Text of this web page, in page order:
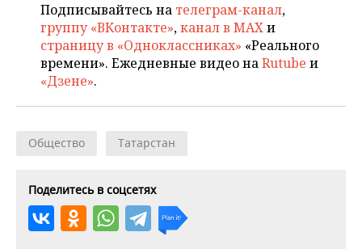
ТЕЛЕКОММУНИКАЦИИ
БИЗНЕС-БРАНЧИ
ONLINE-КОНФЕРЕНЦИИ
ОТКРЫТАЯ ЛЕКЦИЯ
ФУТБОЛ
ХОККЕЙ
БАСКЕТБОЛ
ФИГУРНОЕ КАТАНИЕ
ВОДНЫЕ ВИДЫ СПОРТА
НОВОСТИ ОБЩЕСТВА
ВЛАСТЬ
ИНФРАСТРУКТУРА
МЕДИЦИНА
ОБРАЗОВАНИЕ
ФОТОГАЛЕРЕЯ
СЮЖЕТЫ
СПРАВОЧНИК
Подписывайтесь на телеграм-канал,
группу «ВКонтакте»,канал в MAXи
страницу в «Одноклассниках» «Реального
времени». Ежедневные видео наRutube и
«Дзене».
Общество Татарстан
Поделитесь в соцсетях